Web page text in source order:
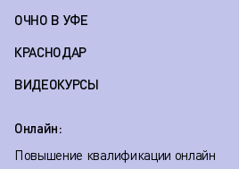
ОЧНО В УФЕ
КРАСНОДАР
ВИДЕОКУРСЫ
Онлайн:
Повышение квалификации онлайн